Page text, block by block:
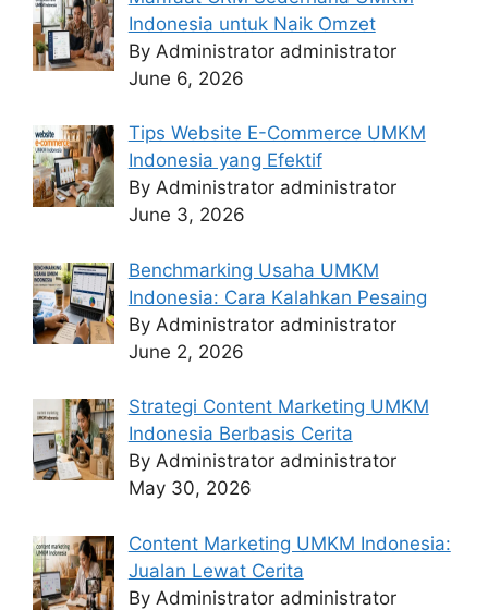
Indonesia untuk Naik Omzet
By Administrator administrator
June 6, 2026
Tips Website E-Commerce UMKM
Indonesia yang Efektif
By Administrator administrator
June 3, 2026
Benchmarking Usaha UMKM
Indonesia: Cara Kalahkan Pesaing
By Administrator administrator
June 2, 2026
Strategi Content Marketing UMKM
Indonesia Berbasis Cerita
By Administrator administrator
May 30, 2026
Content Marketing UMKM Indonesia:
Jualan Lewat Cerita
By Administrator administrator